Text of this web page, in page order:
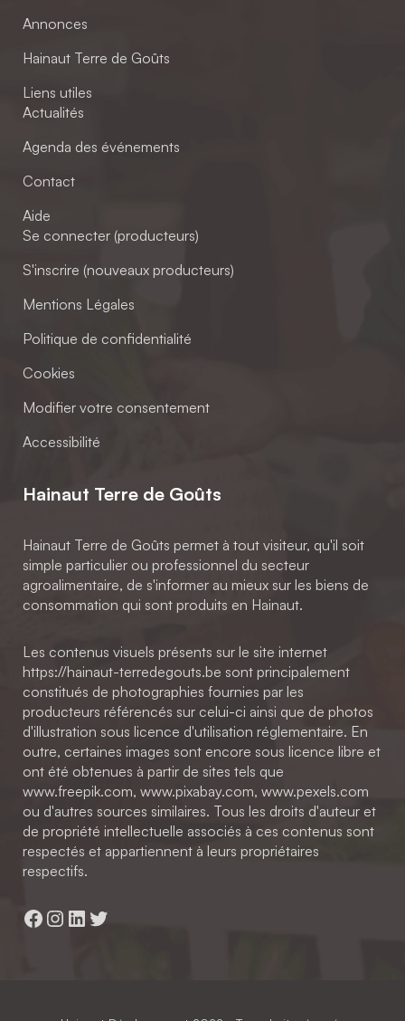
Annonces
Hainaut Terre de Goûts
Liens utiles
Actualités
Agenda des événements
Contact
Aide
Se connecter (producteurs)
S'inscrire (nouveaux producteurs)
Mentions Légales
Politique de confidentialité
Cookies
Modifier votre consentement
Accessibilité
Hainaut Terre de Goûts
Hainaut Terre de Goûts permet à tout visiteur, qu'il soit
simple particulier ou professionnel du secteur
agroalimentaire, de s'informer au mieux sur les biens de
consommation qui sont produits en Hainaut.
Les contenus visuels présents sur le site internet
https://hainaut-terredegouts.be sont principalement
constitués de photographies fournies par les
producteurs référencés sur celui-ci ainsi que de photos
d'illustration sous licence d'utilisation réglementaire. En
outre, certaines images sont encore sous licence libre et
ont été obtenues à partir de sites tels que
www.freepik.com, www.pixabay.com, www.pexels.com
ou d'autres sources similaires. Tous les droits d'auteur et
de propriété intellectuelle associés à ces contenus sont
respectés et appartiennent à leurs propriétaires
respectifs.
Facebook
Instagram
LinkedIn
Twitter